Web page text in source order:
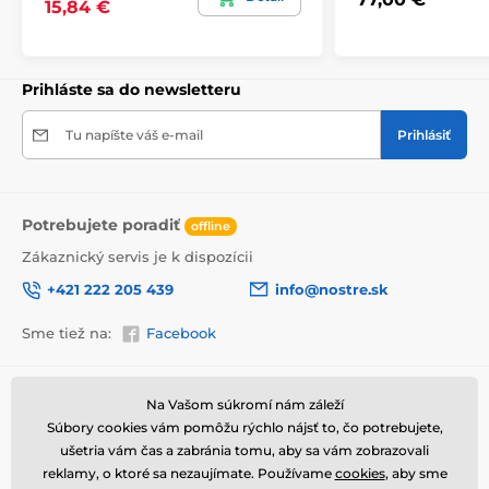
hrubej bublinkovej fólie.Obraz vám je doručený
nezabudneme na krabicu umiestniť informáciu
Výhody obrazov na plátne
Vysoko kvalitné plátno, ktorého hmotnosť je 370
15,84 €
Prihláste sa do newsletteru
Tu napíšte váš e-mail Prihlásiť
Potrebujete poradiť offline
Zákaznický servis je k dispozícii
+421 222 205 439
info@nostre.sk
Sme tiež na: Facebook
Informácie o nákupe
Obchodné a reklamačné
podmienky
Ochrana osobných údajov
Užitočné informácie
Často kladené otázky
Magazín
Na Vašom súkromí nám záleží
Súbory cookies vám pomôžu rýchlo nájsť to, čo potrebujete,
ušetria vám čas a zabránia tomu, aby sa vám zobrazovali
reklamy, o ktoré sa nezaujímate. Používame cookies, aby sme